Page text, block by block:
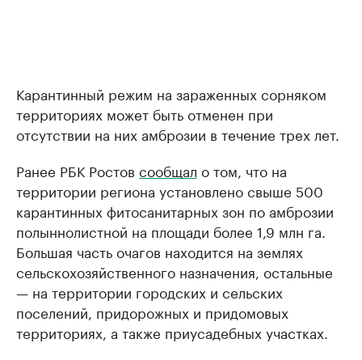
Карантинный режим на зараженных сорняком
территориях может быть отменен при
отсутствии на них амброзии в течение трех лет.
Ранее РБК Ростов сообщал о том, что на
территории региона установлено свыше 500
карантинных фитосанитарных зон по амброзии
полыннолистной на площади более 1,9 млн га.
Большая часть очагов находится на землях
сельскохозяйственного назначения, остальные
— на территории городских и сельских
поселений, придорожных и придомовых
территориях, а также приусадебных участках.